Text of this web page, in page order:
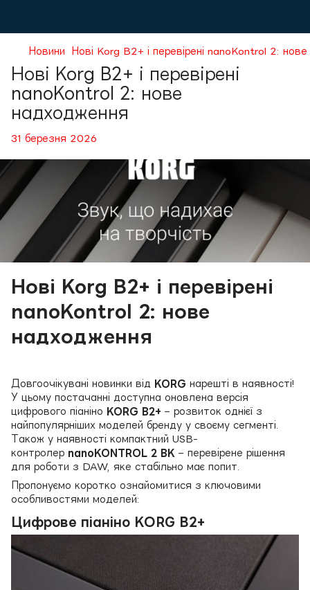
Новини Нові Korg B2+ і перевірені nanoKontrol 2:
Нові Korg B2+ і перевірені
nanoKontrol 2: нове
надходження
31 березня 2026
Нові Korg B2+ і перевірені
nanoKontrol 2: нове
надходження
Довгоочікувані новинки від KORG нарешті в наявності!
У цьому постачанні доступна оновлена версія
цифрового піаніно KORG B2+ – розвиток однієї з
найпопулярніших моделей бренду у своєму сегменті.
Також у наявності компактний USB-
контролер nanoKONTROL 2 BK – перевірене рішення
для роботи з DAW, яке стабільно має попит.
Пропонуємо коротко ознайомитися з ключовими
особливостями моделей:
Цифрове піаніно KORG B2+